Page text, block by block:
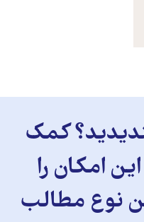
کمک
امکان را
نوع مطالب